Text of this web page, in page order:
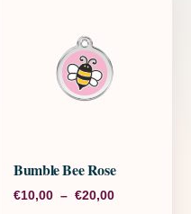
: €10,00 à €20,00
Bumble Bee Rose
€10,00 – €20,00Plage de